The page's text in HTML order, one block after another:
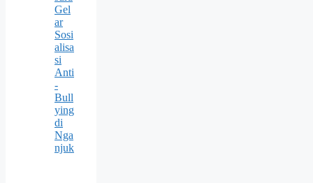
Gel
ar
Sosi
alisa
si
Anti
-
Bull
ying
di
Nga
njuk